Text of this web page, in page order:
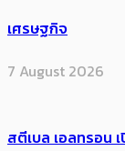
เศรษฐกิจ
7 August 2026
สตีเบล เอลทรอน